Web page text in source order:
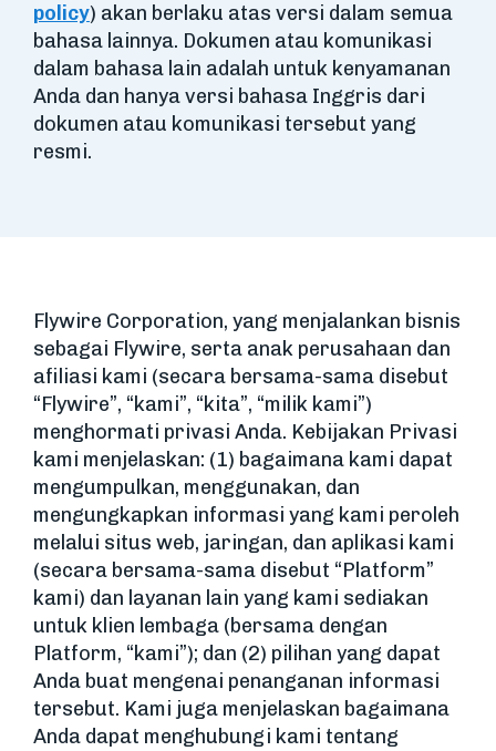
policy) akan berlaku atas versi dalam semua
bahasa lainnya. Dokumen atau komunikasi
dalam bahasa lain adalah untuk kenyamanan
Anda dan hanya versi bahasa Inggris dari
dokumen atau komunikasi tersebut yang
resmi.
Flywire Corporation, yang menjalankan bisnis
sebagai Flywire, serta anak perusahaan dan
afiliasi kami (secara bersama-sama disebut
“Flywire”, “kami”, “kita”, “milik kami”)
menghormati privasi Anda. Kebijakan Privasi
kami menjelaskan: (1) bagaimana kami dapat
mengumpulkan, menggunakan, dan
mengungkapkan informasi yang kami peroleh
melalui situs web, jaringan, dan aplikasi kami
(secara bersama-sama disebut “Platform”
kami) dan layanan lain yang kami sediakan
untuk klien lembaga (bersama dengan
Platform, “kami”); dan (2) pilihan yang dapat
Anda buat mengenai penanganan informasi
tersebut. Kami juga menjelaskan bagaimana
Anda dapat menghubungi kami tentang